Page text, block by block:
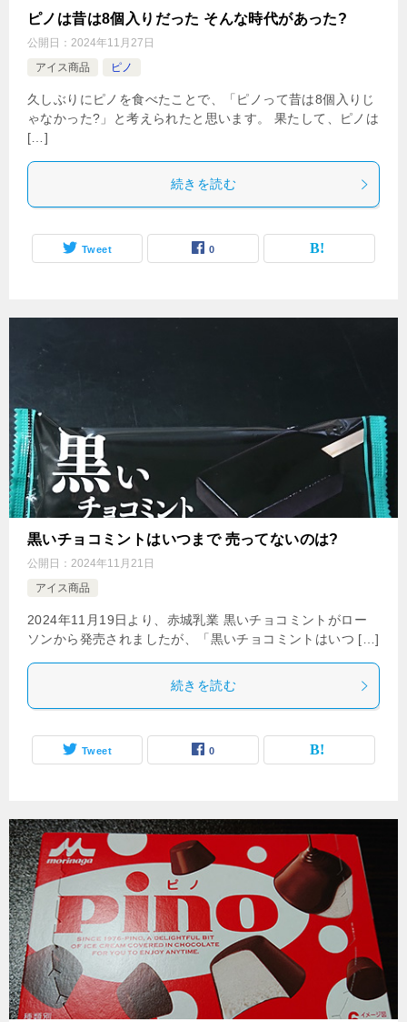
ピノは昔は8個入りだった そんな時代があった?
公開日： 2024年11月27日
アイス商品
ピノ
久しぶりにピノを食べたことで、「ピノって昔は8個入りじ
ゃなかった?」と考えられたと思います。 果たして、ピノは
[…]
続きを読む
Tweet 0
黒いチョコミントはいつまで 売ってないのは?
公開日： 2024年11月21日
アイス商品
2024年11月19日より、赤城乳業 黒いチョコミントがロー
ソンから発売されましたが、「黒いチョコミントはいつ […]
続きを読む
Tweet 0